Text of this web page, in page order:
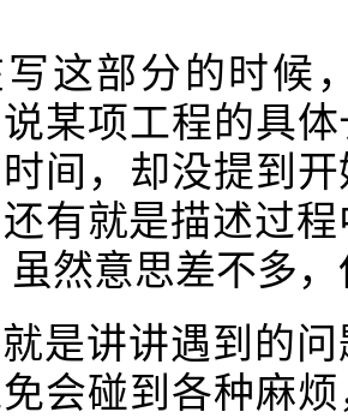
这部分的时候
某项工程的具
间，却没提到
有就是描述过程
虽然意思差不多
是讲讲遇到的
会碰到各种麻